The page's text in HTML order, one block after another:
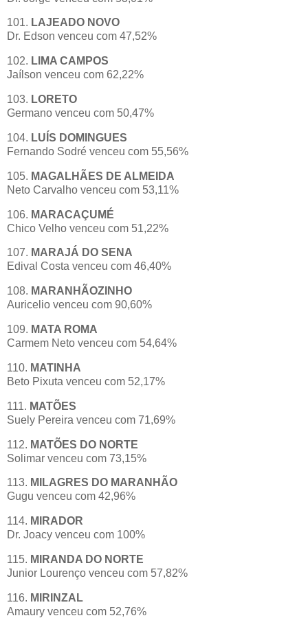
101. LAJEADO NOVO
Dr. Edson venceu com 47,52%
102. LIMA CAMPOS
Jaílson venceu com 62,22%
103. LORETO
Germano venceu com 50,47%
104. LUÍS DOMINGUES
Fernando Sodré venceu com 55,56%
105. MAGALHÃES DE ALMEIDA
Neto Carvalho venceu com 53,11%
106. MARACAÇUMÉ
Chico Velho venceu com 51,22%
107. MARAJÁ DO SENA
Edival Costa venceu com 46,40%
108. MARANHÃOZINHO
Auricelio venceu com 90,60%
109. MATA ROMA
Carmem Neto venceu com 54,64%
110. MATINHA
Beto Pixuta venceu com 52,17%
111. MATÕES
Suely Pereira venceu com 71,69%
112. MATÕES DO NORTE
Solimar venceu com 73,15%
113. MILAGRES DO MARANHÃO
Gugu venceu com 42,96%
114. MIRADOR
Dr. Joacy venceu com 100%
115. MIRANDA DO NORTE
Junior Lourenço venceu com 57,82%
116. MIRINZAL
Amaury venceu com 52,76%